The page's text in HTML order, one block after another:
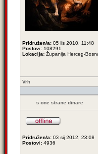
Pridružen/a: 05 lis 2010, 11:48
Postovi: 108291
Lokacija: Županija Herceg-
Vrh
s one strane dinare
Pridružen/a: 03 sij 2012, 23:08
Postovi: 4936